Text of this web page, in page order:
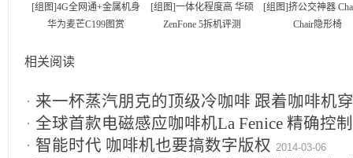
[组图]4G全网通+金属机身
华为麦芒C199图赏
[组图]一体化程度高 华硕
ZenFone 5拆机评测
[组图]挤公交神器
Chair隐形椅
相关阅读
来一杯蒸汽朋克的顶级冷咖啡 跟着咖啡机
18 全球首款电磁感应咖啡机La Fenice 精确控
智能时代 咖啡机也要搞数字版权 2014-03-06